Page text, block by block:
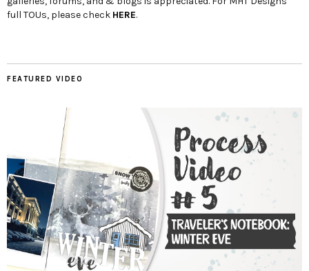
full TOUs, please check HERE.
FEATURED VIDEO